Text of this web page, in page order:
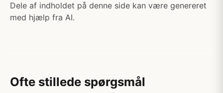
Dele af indholdet på denne side kan være genereret
med hjælp fra AI.
Ofte stillede spørgsmål